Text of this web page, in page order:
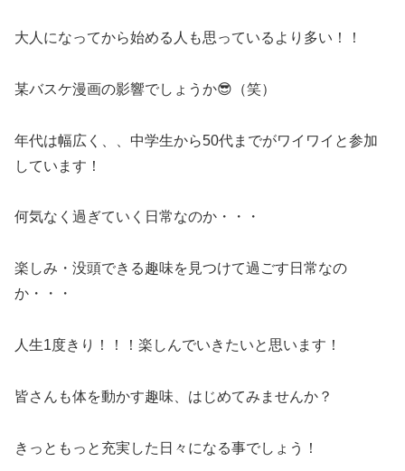
大人になってから始める人も思っているより多い！！
某バスケ漫画の影響でしょうか😎（笑）
年代は幅広く、、中学生から50代までがワイワイと参加
しています！
何気なく過ぎていく日常なのか・・・
楽しみ・没頭できる趣味を見つけて過ごす日常なの
か・・・
人生1度きり！！！楽しんでいきたいと思います！
皆さんも体を動かす趣味、はじめてみませんか？
きっともっと充実した日々になる事でしょう！